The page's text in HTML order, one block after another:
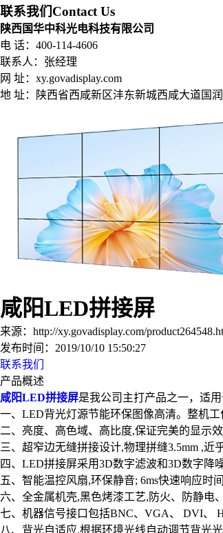
联系我们Contact Us
陕西国华中科光电科技有限公司
电 话：400-114-4606
联系人：张经理
网 址：xy.govadisplay.com
地 址：
陕西省西咸新区沣东新城西咸大道国
咸阳LED拼接屏
来源： http://xy.govadisplay.com/
发布时间： 2019/10/10 15:50:27
联系我们
产品概述
咸阳LED拼接屏是我公司主打产品之一，适
一、LED背光灯源节能环保图像高清。整机
二、亮度、高色域、高比度,保证完美的显示效
三、超窄边无缝拼接设计,物理拼缝3.5mm ,近
四、LED拼接屏采用3D数字滤波和3D数字降
五、智能温控风扇,环保静音; 6ms快速响应时
六、全金属机壳,黑色烤漆工艺,防火、防静电
七、机器信号接口包括BNC、VGA、 DVI、
八、背光自适应,根据环境光线自动调节背光